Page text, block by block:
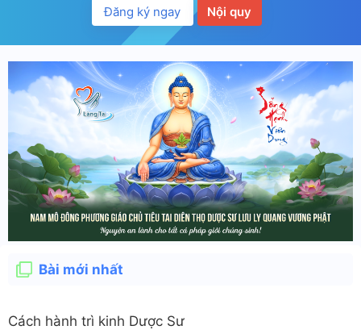
Đăng ký ngay Nội quy
Bài mới nhất
Cách hành trì kinh Dược Sư